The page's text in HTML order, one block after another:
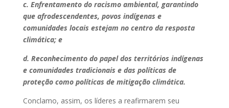
c. Enfrentamento do racismo ambiental, garantindo
que afrodescendentes, povos indígenas e
comunidades locais estejam no centro da resposta
climática; e
d. Reconhecimento do papel dos territórios indígenas
e comunidades tradicionais e das políticas de
proteção como políticas de mitigação climática.
Conclamo, assim, os líderes a reafirmarem seu